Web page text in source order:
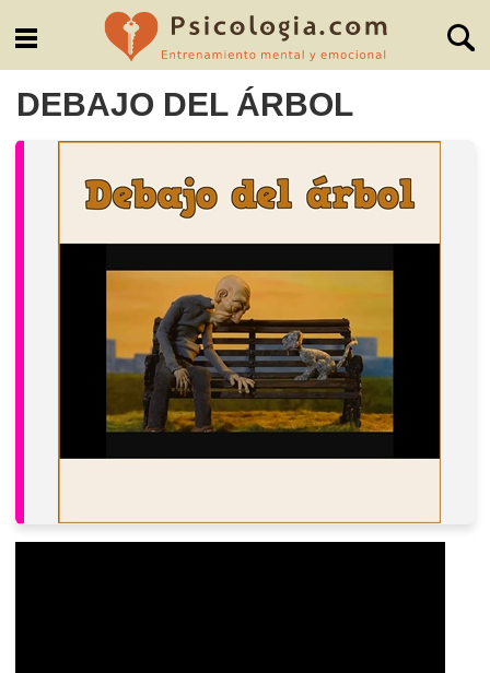
DEBAJO DEL ÁRBOL